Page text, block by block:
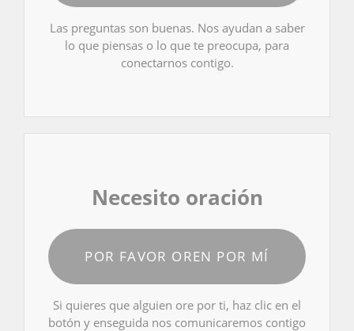
Las preguntas son buenas. Nos ayudan a saber
lo que piensas o lo que te preocupa, para
conectarnos contigo.
Necesito oración
POR FAVOR OREN POR MÍ
Si quieres que alguien ore por ti, haz clic en el
botón y enseguida nos comunicaremos contigo